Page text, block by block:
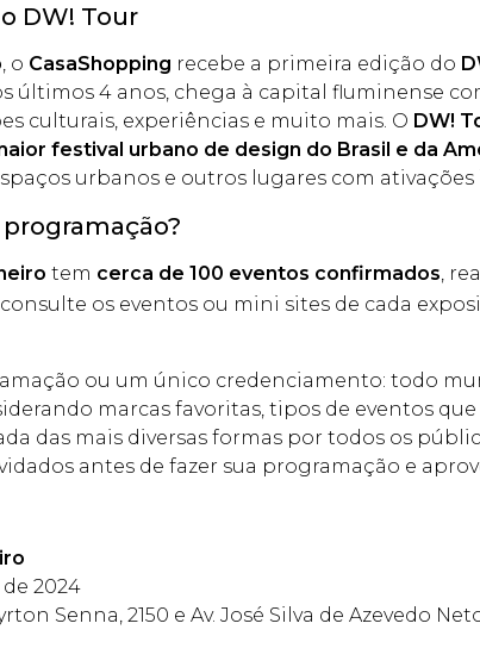
DW! Tour
, o CasaShopping recebe a primeira edição do
últimos 4 anos, chega à capital fluminense
culturais, experiências e muito mais. O DW!
festival urbano de design do Brasil e da
urbanos e outros lugares com
tem cerca de 100 eventos confirmados,
os eventos ou mini sites de cada
ou um único credenciamento: todo
marcas favoritas, tipos de eventos
das mais diversas formas por todos os
antes de fazer sua programação e
2024
Senna, 2150 e Av. José Silva de Azevedo